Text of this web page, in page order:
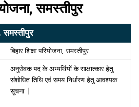
समस्तीपुर
समस्तीपुर
बिहार शिक्षा परियोजना, समस्तीपुर
अनुसेवक पद के अभ्यर्थियों के साक्षात्कार हेतु
संशोधित तिथि एवं समय निर्धारण हेतु आवश्यक
सूचना |